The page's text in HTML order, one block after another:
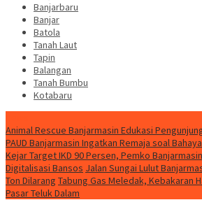
Banjarbaru
Banjar
Batola
Tanah Laut
Tapin
Balangan
Tanah Bumbu
Kotabaru
Animal Rescue Banjarmasin Edukasi
PAUD Banjarmasin Ingatkan Remaja soal
Kejar Target IKD 90 Persen, Pemko
Digitalisasi Bansos Jalan Sungai Lulut
Ton Dilarang Tabung Gas Meledak, Kebakaran
Pasar Teluk Dalam